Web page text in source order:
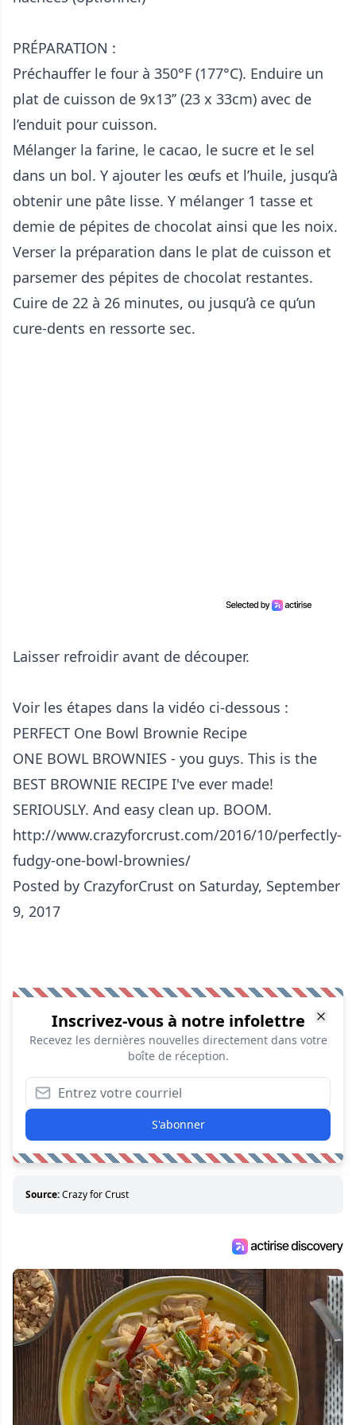
PRÉPARATION :
Préchauffer le four à 350°F (177°C). Enduire un
plat de cuisson de 9x13’’ (23 x 33cm) avec de
l’enduit pour cuisson.
Mélanger la farine, le cacao, le sucre et le sel
dans un bol. Y ajouter les œufs et l’huile, jusqu’à
obtenir une pâte lisse. Y mélanger 1 tasse et
demie de pépites de chocolat ainsi que les noix.
Verser la préparation dans le plat de cuisson et
parsemer des pépites de chocolat restantes.
Cuire de 22 à 26 minutes, ou jusqu’à ce qu’un
cure-dents en ressorte sec.
Laisser refroidir avant de découper.
Voir les étapes dans la vidéo ci-dessous :
PERFECT One Bowl Brownie Recipe
ONE BOWL BROWNIES - you guys. This is the
BEST BROWNIE RECIPE I've ever made!
SERIOUSLY. And easy clean up. BOOM.
http://www.crazyforcrust.com/2016/10/perfectly-
fudgy-one-bowl-brownies/
Posted by CrazyforCrust on Saturday, September
9, 2017
Inscrivez-vous à notre infolettre
Recevez les dernières nouvelles directement dans votre
boîte de réception.
S'abonner
Source:Crazy for Crust